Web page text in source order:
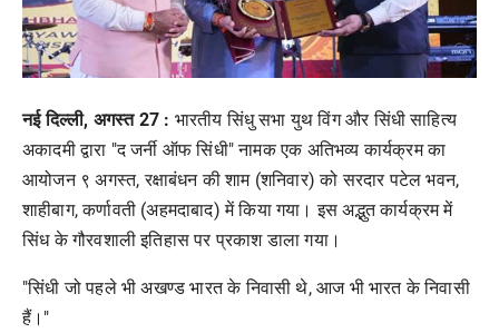
नई दिल्ली, अगस्त 27 : भारतीय सिंधु सभा युथ विंग और सिंधी साहित्य
अकादमी द्वारा "द जर्नी ऑफ सिंधी" नामक एक अतिभव्य कार्यक्रम का
आयोजन ९ अगस्त, रक्षाबंधन की शाम (शनिवार) को सरदार पटेल भवन,
शाहीबाग, कर्णावती (अहमदाबाद) में किया गया। इस अद्भुत कार्यक्रम में
सिंध के गौरवशाली इतिहास पर प्रकाश डाला गया।
"सिंधी जो पहले भी अखण्ड भारत के निवासी थे, आज भी भारत के निवासी
हैं।"